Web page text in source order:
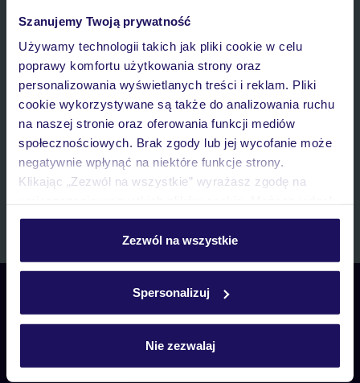
Szanujemy Twoją prywatność
Używamy technologii takich jak pliki cookie w celu
poprawy komfortu użytkowania strony oraz
personalizowania wyświetlanych treści i reklam. Pliki
cookie wykorzystywane są także do analizowania ruchu
na naszej stronie oraz oferowania funkcji mediów
społecznościowych. Brak zgody lub jej wycofanie może
negatywnie wpłynąć na niektóre funkcje strony.
Klikając „Zezwól na wszystkie” wyrażasz zgodę na
personalizować swój wybór wchodząc w zakładkę
Szczegółowe informacje o plikach cookie znajdziesz
Zezwól na wszystkie
Spersonalizuj
Nie zezwalaj
E-MAIL*
Wyrażam zgodę na przetwarzanie danych osobowych przez TUI
Poland Sp. z o.o. i TUI Poland Dystrybucja Sp. z o.o. w celach
marketingowych, w zakresie oraz celu wskazanym w„Informacji o
przetwarzaniu danych osobowych” , poprzez elektroniczną formę
komunikacji (e-mail), także z użyciem tzw. automatycznych
Zapisz się
Skontaktuj się z nami
Telefoniczne Centrum Rezerwacji
22 270 31 20